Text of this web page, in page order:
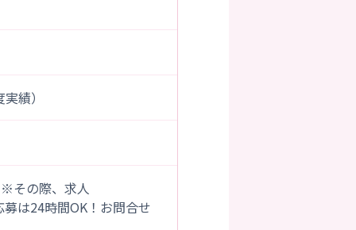
績）
その際、求人
は24時間OK！お問合せ